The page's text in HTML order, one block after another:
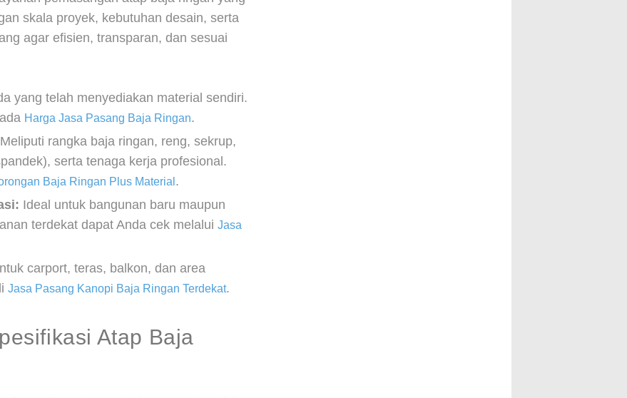
skala proyek, kebutuhan desain, serta
agar efisien, transparan, dan sesuai
yang telah menyediakan material sendiri.
Harga Jasa Pasang Baja Ringan.
Meliputi rangka baja ringan, reng, sekrup,
serta tenaga kerja profesional.
Baja Ringan Plus Material .
Ideal untuk bangunan baru maupun
terdekat dapat Anda cek melalui Jasa
carport, teras, balkon, dan area
Jasa Pasang Kanopi Baja Ringan Terdekat.
Atap Baja